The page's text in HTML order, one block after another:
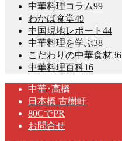
中華料理コラム99
わかば食堂49
中国現地レポート 44
中華料理を学ぶ38
こだわりの中華食材36
中華料理百科16
中華･高橋
日本橋 古樹軒
80CでPR
お問合せ